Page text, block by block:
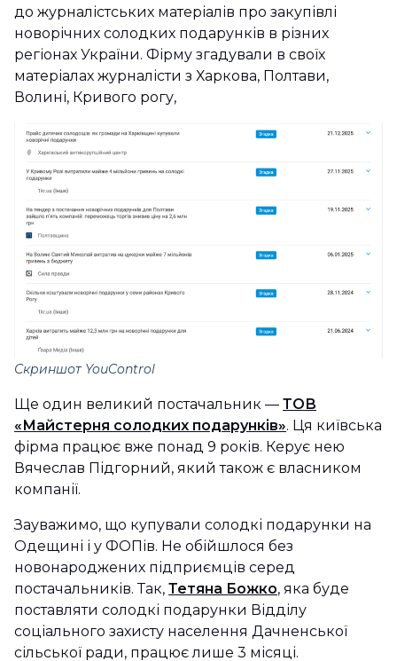
до журналістських матеріалів про закупівлі
новорічних солодких подарунків в різних
регіонах України. Фірму згадували в своїх
матеріалах журналісти з Харкова, Полтави,
Волині, Кривого рогу,
Скриншот YouControl
Ще один великий постачальник — ТОВ
«Майстерня солодких подарунків». Ця київська
фірма працює вже понад 9 років. Керує нею
Вячеслав Підгорний, який також є власником
компанії.
Зауважимо, що купували солодкі подарунки на
Одещині і у ФОПів. Не обійшлося без
новонароджених підприємців серед
постачальників. Так, Тетяна Божко, яка буде
поставляти солодкі подарунки Відділу
соціального захисту населення Дачненської
сільської ради, працює лише 3 місяці.